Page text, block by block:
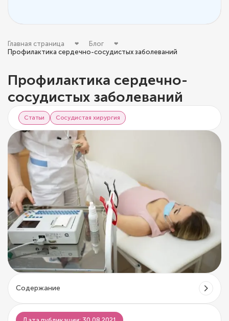
Главная страница
Блог
Профилактика сердечно-сосудистых заболеваний
Профилактика сердечно-
сосудистых заболеваний
Статьи Сосудистая хирургия
Содержание